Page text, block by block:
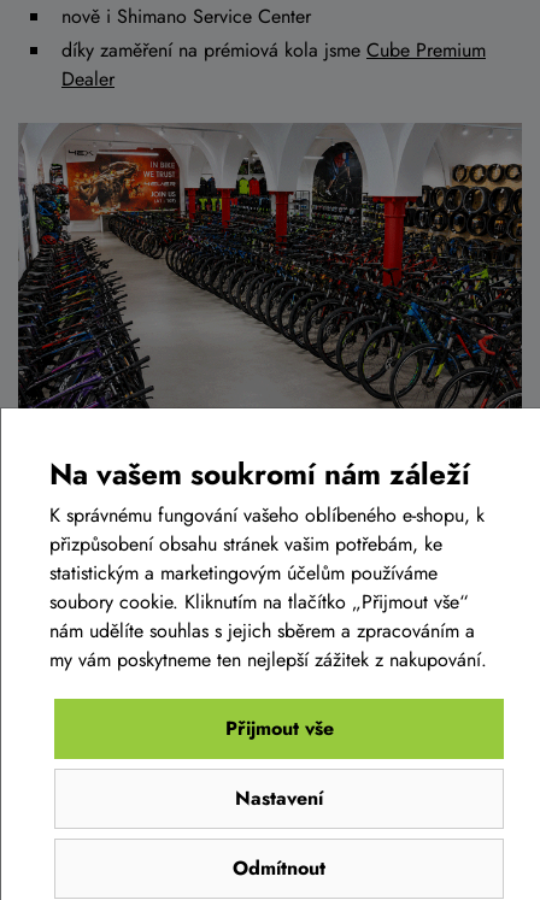
nově i Shimano Service Center
díky zaměření na prémiová kola jsme Cube Premium
Dealer
Podobné zboží v této cenové relaci
Na vašem soukromí nám záleží
K správnému fungování vašeho oblíbeného e-shopu, k
přizpůsobení obsahu stránek vašim potřebám, ke
statistickým a marketingovým účelům používáme
soubory cookie. Kliknutím na tlačítko „Přijmout vše“
nám udělíte souhlas s jejich sběrem a zpracováním a
my vám poskytneme ten nejlepší zážitek z nakupování.
Odmítnout
Nastavení
Přijmout vše